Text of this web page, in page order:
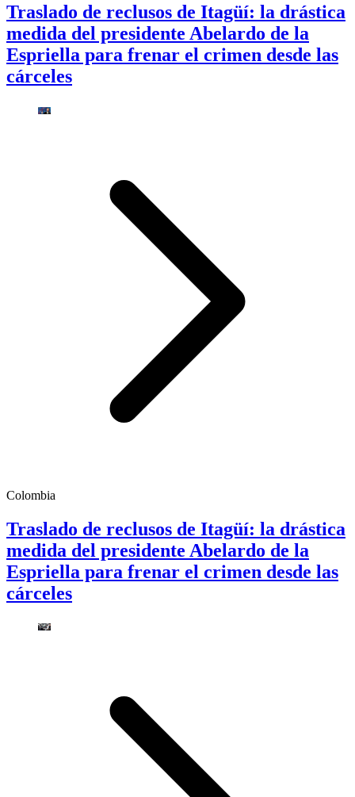
Traslado de reclusos de Itagüí: la drástica
medida del presidente Abelardo de la
Espriella para frenar el crimen desde las
cárceles
Colombia
Traslado de reclusos de Itagüí: la drástica
medida del presidente Abelardo de la
Espriella para frenar el crimen desde las
cárceles